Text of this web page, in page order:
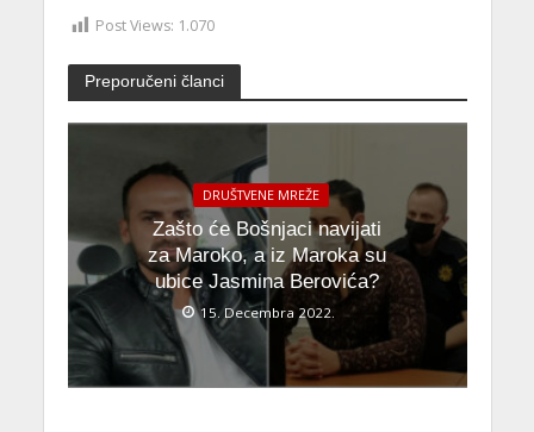
Post Views: 1.070
Preporučeni članci
DRUŠTVENE MREŽE
Zašto će Bošnjaci navijati
za Maroko, a iz Maroka su
ubice Jasmina Berovića?
15. Decembra 2022.